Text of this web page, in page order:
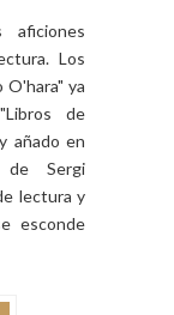
Los
O'hara" ya
de
añado en
de Sergi
lectura y
esconde